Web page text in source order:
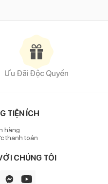
Ưu Đãi Độc Quyền
TIỆN ÍCH
hàng
thanh toán
CHÚNG TÔI